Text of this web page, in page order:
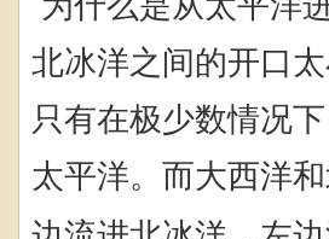
北冰洋之间的开口
只有在极少数情况
太平洋。而大西洋